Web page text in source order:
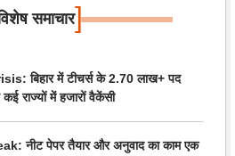
समाचार]
बिहार में टीचर्स के 2.70 लाख+ पद
राज्यों में हजारों वैकेंसी
नीट पेपर तैयार और अनुवाद का काम एक